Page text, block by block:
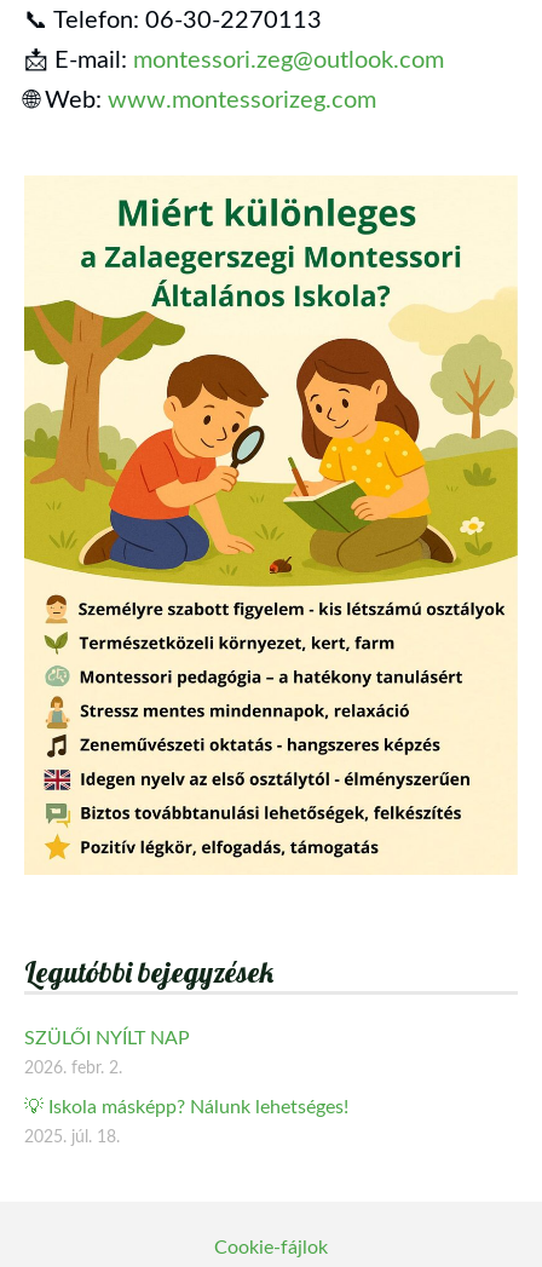
Legutóbbi bejegyzések
SZÜLŐI NYÍLT NAP
2026. febr. 2.
💡 Iskola másképp? Nálunk lehetséges!
2025. júl. 18.
📞 Telefon: 06-30-2270113
📩 E-mail: montessori.zeg@outlook.com
🌐 Web: www.montessorizeg.com
Cookie-fájlok